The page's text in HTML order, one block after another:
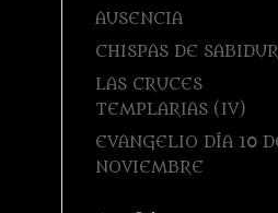
AUSENCIA
CHISPAS DE
LAS CRUCES
TEMPLARIAS (IV)
EVANGELIO DÍA 10
NOVIEMBRE